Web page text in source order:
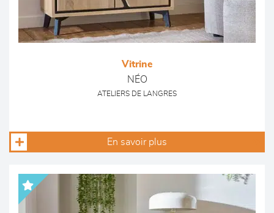
Vitrine
NÉO
ATELIERS DE LANGRES
En savoir plus